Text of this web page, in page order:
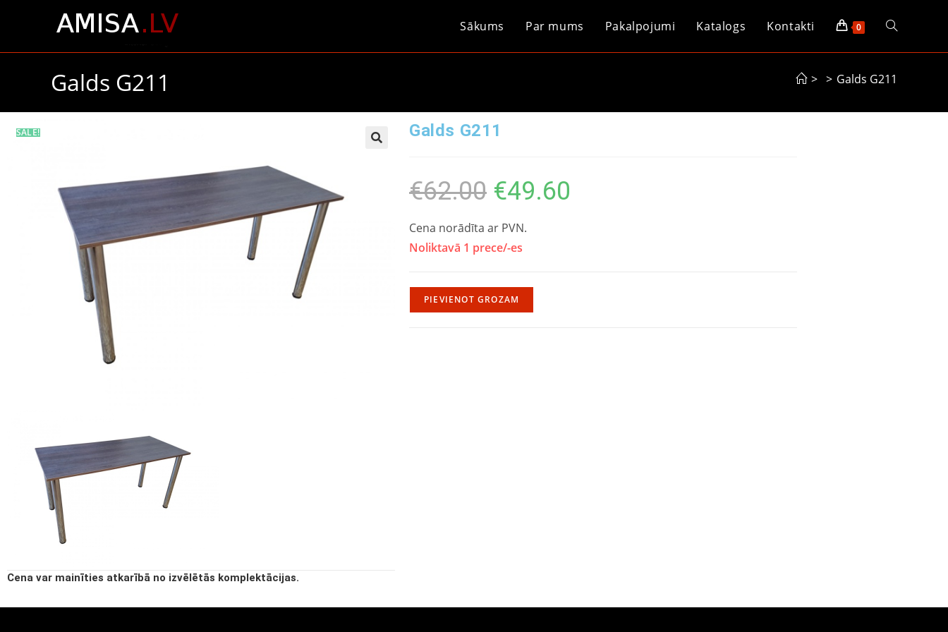
Sākums Par mums Pakalpojumi Katalogs Kontakti 0
Galds G211 > > Galds G211
SALE!
Cena var mainīties atkarībā no izvēlētās komplektācijas.
Galds G211
€62.00 €49.60
Cena norādīta ar PVN.
Noliktavā 1 prece/-es
PIEVIENOT GROZAM